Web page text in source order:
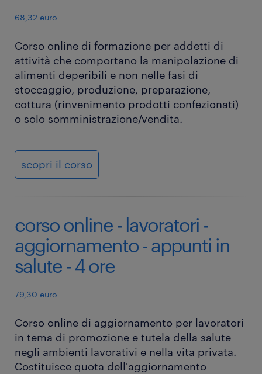
68,32 euro
Corso online di formazione per addetti di
attività che comportano la manipolazione di
alimenti deperibili e non nelle fasi di
stoccaggio, produzione, preparazione,
cottura (rinvenimento prodotti confezionati)
o solo somministrazione/vendita.
scopri il corso
corso online - lavoratori -
aggiornamento - appunti in
salute - 4 ore
79,30 euro
Corso online di aggiornamento per lavoratori
in tema di promozione e tutela della salute
negli ambienti lavorativi e nella vita privata.
Costituisce quota dell'aggiornamento